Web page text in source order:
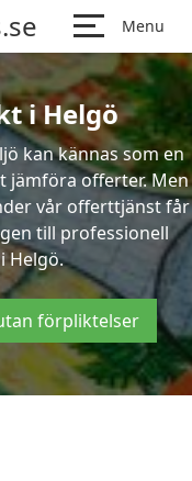
Menu
i Helgö
kan kännas som en
jämföra offerter. Men
vår offerttjänst får
till professionell
Helgö.
förpliktelser